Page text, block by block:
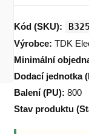
Kód (SKU):
Výrobce: TDK
Minimální
Dodací jednotka
Balení (PU): 800
Stav produktu